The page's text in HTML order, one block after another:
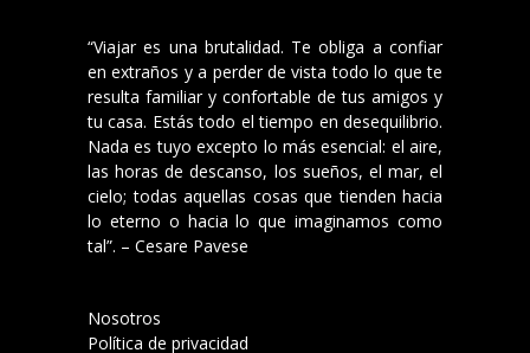
“Viajar es una brutalidad. Te obliga a confiar
en extraños y a perder de vista todo lo que te
resulta familiar y confortable de tus amigos y
tu casa. Estás todo el tiempo en desequilibrio.
Nada es tuyo excepto lo más esencial: el aire,
las horas de descanso, los sueños, el mar, el
cielo; todas aquellas cosas que tienden hacia
lo eterno o hacia lo que imaginamos como
tal”. – Cesare Pavese
Nosotros
Política de privacidad